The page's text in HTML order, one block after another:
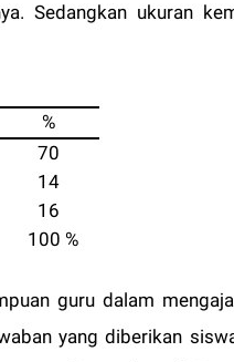
Sedangkan ukuran
%
70
14
16
100 %
guru dalam
yang diberikan